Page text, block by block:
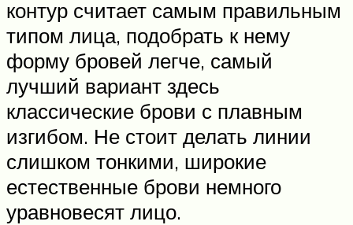
контур считает самым правильным
типом лица, подобрать к нему
форму бровей легче, самый
лучший вариант здесь
классические брови с плавным
изгибом. Не стоит делать линии
слишком тонкими, широкие
естественные брови немного
уравновесят лицо.